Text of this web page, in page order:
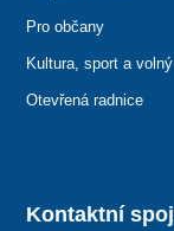
Kontaktní
Pro občany
Kultura, sport a
Otevřená radnice